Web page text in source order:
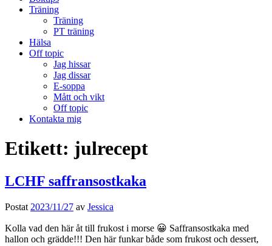
Träning
Träning
PT träning
Hälsa
Off topic
Jag hissar
Jag dissar
E-soppa
Mått och vikt
Off topic
Kontakta mig
Etikett: julrecept
LCHF saffransostkaka
Postat 2023/11/27 av Jessica
Kolla vad den här åt till frukost i morse 😀 Saffransostkaka med
hallon och grädde!!! Den här funkar både som frukost och dessert,